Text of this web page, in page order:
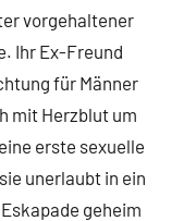
vorgehaltener
Ihr Ex-Freund
für Männer
mit Herzblut um
erste sexuelle
unerlaubt in ein
geheim